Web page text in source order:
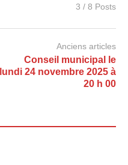
3 / 8 Posts
Anciens articles
Conseil municipal le
lundi 24 novembre 2025 à
20 h 00